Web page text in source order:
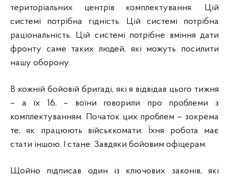
територіальних центрів комплектування. Цій
системі потрібна гідність. Цій системі потрібна
раціональність. Цій системі потрібне вміння дати
фронту саме таких людей, які можуть посилити
нашу оборону.
В кожній бойовій бригаді, які я відвідав цього тижня
– а їх 16, – воїни говорили про проблеми з
комплектуванням. Початок цих проблем – зокрема
те, як працюють військкомати. Їхня робота має
стати іншою. І стане. Завдяки бойовим офіцерам.
Щойно підписав один із ключових законів, які